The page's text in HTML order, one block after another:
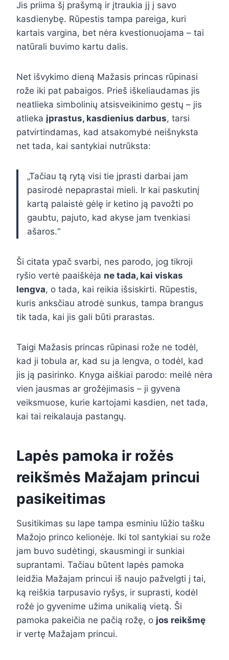
Jis priima šį prašymą ir įtraukia jį į savo
kasdienybę. Rūpestis tampa pareiga, kuri
kartais vargina, bet nėra kvestionuojama – tai
natūrali buvimo kartu dalis.
Net išvykimo dieną Mažasis princas rūpinasi
rože iki pat pabaigos. Prieš iškeliaudamas jis
neatlieka simbolinių atsisveikinimo gestų – jis
atlieka įprastus, kasdienius darbus, tarsi
patvirtindamas, kad atsakomybė neišnyksta
net tada, kai santykiai nutrūksta:
„Tačiau tą rytą visi tie įprasti darbai jam
pasirodė nepaprastai mieli. Ir kai paskutinį
kartą palaistė gėlę ir ketino ją pavožti po
gaubtu, pajuto, kad akyse jam tvenkiasi
ašaros.“
Ši citata ypač svarbi, nes parodo, jog tikroji
ryšio vertė paaiškėja ne tada, kai viskas
lengva, o tada, kai reikia išsiskirti. Rūpestis,
kuris anksčiau atrodė sunkus, tampa brangus
tik tada, kai jis gali būti prarastas.
Taigi Mažasis princas rūpinasi rože ne todėl,
kad ji tobula ar, kad su ja lengva, o todėl, kad
jis ją pasirinko. Knyga aiškiai parodo: meilė nėra
vien jausmas ar grožėjimasis – ji gyvena
veiksmuose, kurie kartojami kasdien, net tada,
kai tai reikalauja pastangų.
Lapės pamoka ir rožės
reikšmės Mažajam princui
pasikeitimas
Susitikimas su lape tampa esminiu lūžio tašku
Mažojo princo kelionėje. Iki tol santykiai su rože
jam buvo sudėtingi, skausmingi ir sunkiai
suprantami. Tačiau būtent lapės pamoka
leidžia Mažajam princui iš naujo pažvelgti į tai,
ką reiškia tarpusavio ryšys, ir suprasti, kodėl
rožė jo gyvenime užima unikalią vietą. Ši
pamoka pakeičia ne pačią rožę, o jos reikšmę
ir vertę Mažajam princui.